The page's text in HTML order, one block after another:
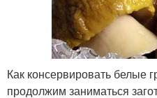
Как консервировать белые
продолжим заниматься